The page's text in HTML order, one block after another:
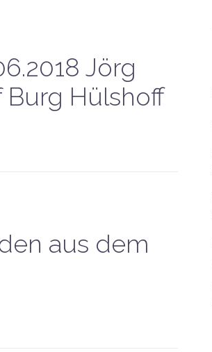
Jörg
Burg Hülshoff
aus dem